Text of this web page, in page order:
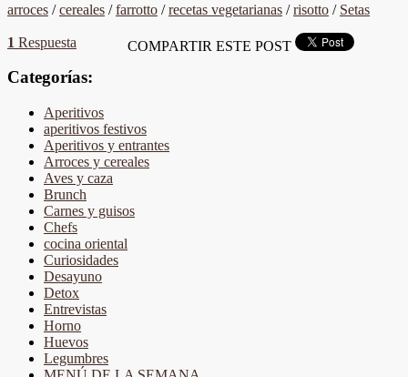
arroces /cereales /farrotto /recetas vegetarianas /risotto / Setas
1 Respuesta COMPARTIR ESTE POST
Categorías:
Aperitivos
aperitivos festivos
Aperitivos y entrantes
Arroces y cereales
Aves y caza
Brunch
Carnes y guisos
Chefs
cocina oriental
Curiosidades
Desayuno
Detox
Entrevistas
Horno
Huevos
Legumbres